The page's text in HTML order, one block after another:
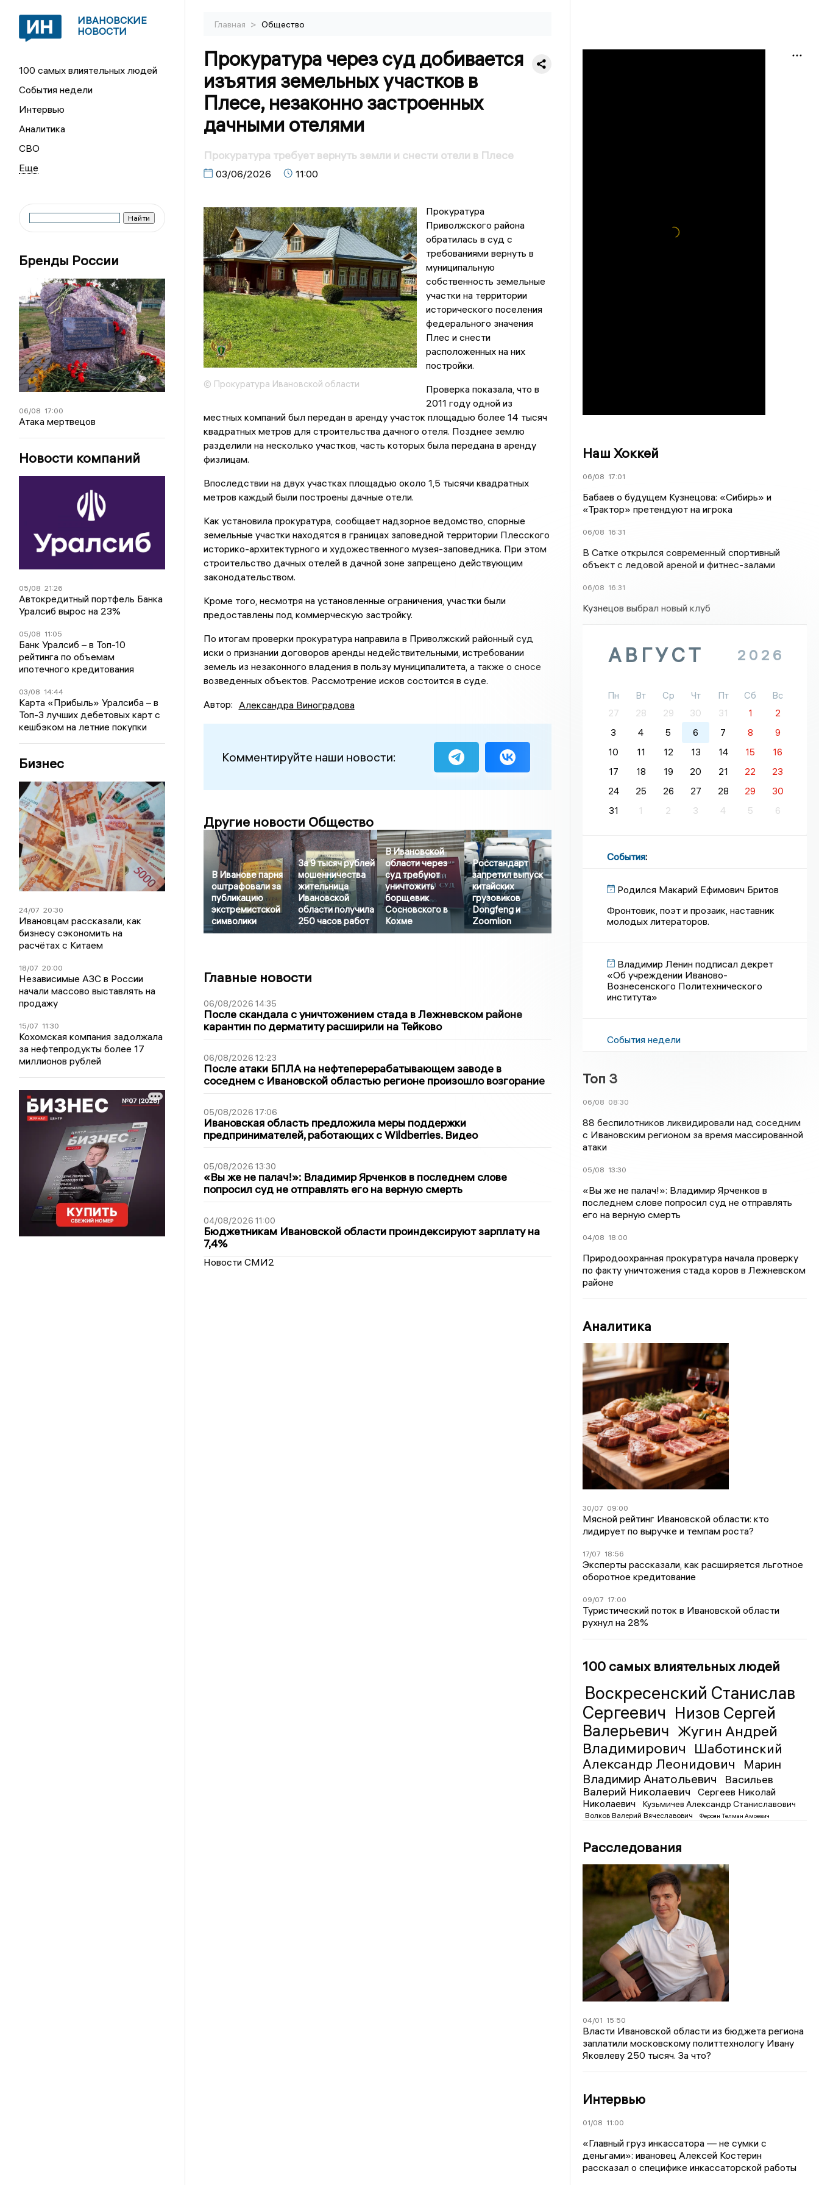
ИВАНОВСКИЕ
НОВОСТИ
100 самых влиятельных людей
События недели
Интервью
Аналитика
СВО
Бренды России
06/08 17:00
Атака мертвецов
Новости компаний
05/08 21:26
Автокредитный портфель Банка
Уралсиб вырос на 23%
05/08 11:05
Банк Уралсиб – в Топ-10
рейтинга по объемам
ипотечного кредитования
03/08 14:44
Карта «Прибыль» Уралсиба – в
Топ-3 лучших дебетовых карт с
кешбэком на летние покупки
Бизнес
24/07 20:30
Ивановцам рассказали, как
бизнесу сэкономить на
расчётах с Китаем
18/07 20:00
Независимые АЗС в России
начали массово выставлять на
продажу
15/07 11:30
Кохомская компания задолжала
за нефтепродукты более 17
миллионов рублей
Главная > Общество
Прокуратура через суд добивается
изъятия земельных участков в
Плесе, незаконно застроенных
дачными отелями
Прокуратура требует вернуть земли и снести отели в Плесе
03/06/2026 11:00
© Прокуратура Ивановской области
Прокуратура
Приволжского района
обратилась в суд с
требованиями вернуть в
муниципальную
собственность земельные
участки на территории
исторического поселения
федерального значения
Плес и снести
расположенных на них
постройки.
Проверка показала, что в
2011 году одной из
местных компаний был передан в аренду участок площадью более 14 тысяч
квадратных метров для строительства дачного отеля. Позднее землю
разделили на несколько участков, часть которых была передана в аренду
физлицам.
Впоследствии на двух участках площадью около 1,5 тысячи квадратных
метров каждый были построены дачные отели.
Как установила прокуратура, сообщает надзорное ведомство, спорные
земельные участки находятся в границах заповедной территории Плесского
историко-архитектурного и художественного музея-заповедника. При этом
строительство дачных отелей в дачной зоне запрещено действующим
законодательством.
Кроме того, несмотря на установленные ограничения, участки были
предоставлены под коммерческую застройку.
По итогам проверки прокуратура направила в Приволжский районный суд
иски о признании договоров аренды недействительными, истребовании
земель из незаконного владения в пользу муниципалитета, а также о сносе
возведенных объектов. Рассмотрение исков состоится в суде.
Автор: Александра Виноградова
Комментируйте наши новости:
Другие новости Общество
В Иванове парня
оштрафовали за
публикацию
экстремистской
символики
За 9 тысяч рублей
мошенничества
жительница
Ивановской
области получила
250 часов работ
В Ивановской
области через
суд требуют
уничтожить
борщевик
Сосновского в
Кохме
Росстандарт
запретил выпуск
китайских
грузовиков
Dongfeng и
Zoomlion
Главные новости
06/08/2026 14:35
После скандала с уничтожением стада в Лежневском районе
карантин по дерматиту расширили на Тейково
06/08/2026 12:23
После атаки БПЛА на нефтеперерабатывающем заводе в
соседнем с Ивановской областью регионе произошло возгорание
05/08/2026 17:06
Ивановская область предложила меры поддержки
предпринимателей, работающих с Wildberries. Видео
05/08/2026 13:30
«Вы же не палач!»: Владимир Ярченков в последнем слове
попросил суд не отправлять его на верную смерть
04/08/2026 11:00
Бюджетникам Ивановской области проиндексируют зарплату на
7,4%
Новости СМИ2
Наш Хоккей
06/08 17:01
Бабаев о будущем Кузнецова: «Сибирь» и
«Трактор» претендуют на игрока
06/08 16:31
В Сатке открылся современный спортивный
объект с ледовой ареной и фитнес-залами
06/08 16:31
Кузнецов выбрал новый клуб
АВГУСТ 2026
Пн Вт Ср Чт Пт Сб
Вс
27
28 29 30 31 1
2
3
4 5 6 7 8
9
10
11 12 13 14 15
16
17
18 19 20 21 22
23
24
25 26 27 28 29
30
31
1 2 3 4 5 6
События:
Родился Макарий Ефимович Бритов
Фронтовик, поэт и прозаик, наставник
молодых литераторов.
Владимир Ленин подписал декрет
«Об учреждении Иваново-
Вознесенского Политехнического
института»
События недели
Топ 3
06/08 08:30
88 беспилотников ликвидировали над соседним
с Ивановским регионом за время массированной
атаки
05/08 13:30
«Вы же не палач!»: Владимир Ярченков в
последнем слове попросил суд не отправлять
его на верную смерть
04/08 18:00
Природоохранная прокуратура начала проверку
по факту уничтожения стада коров в Лежневском
районе
Аналитика
30/07 09:00
Мясной рейтинг Ивановской области: кто
лидирует по выручке и темпам роста?
17/07 18:56
Эксперты рассказали, как расширяется льготное
оборотное кредитование
09/07 17:00
Туристический поток в Ивановской области
рухнул на 28%
100 самых влиятельных людей
Воскресенский Станислав
Сергеевич Низов Сергей
Валерьевич Жугин Андрей
Владимирович
Шаботинский
Александр Леонидович
Марин
Владимир Анатольевич
Васильев
Валерий Николаевич
Сергеев Николай
Николаевич
Кузьмичев Александр Станиславович
Волков Валерий Вячеславович Фероян Телман Амоевич
Расследования
04/01 15:50
Власти Ивановской области из бюджета региона
заплатили московскому политтехнологу Ивану
Яковлеву 250 тысяч. За что?
Интервью
01/08 11:00
«Главный груз инкассатора — не сумки с
деньгами»: ивановец Алексей Костерин
рассказал о специфике инкассаторской работы